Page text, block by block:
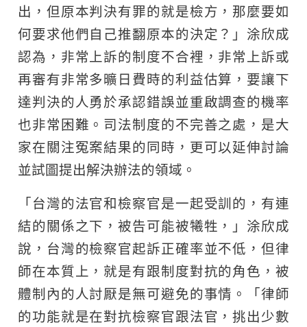
出，但原本判決有罪的就是檢方，那麼要如
何要求他們自己推翻原本的決定？」涂欣成
認為，非常上訴的制度不合裡，非常上訴或
再審有非常多曠日費時的利益估算，要讓下
達判決的人勇於承認錯誤並重啟調查的機率
也非常困難。司法制度的不完善之處，是大
家在關注冤案結果的同時，更可以延伸討論
並試圖提出解決辦法的領域。
「台灣的法官和檢察官是一起受訓的，有連
結的關係之下，被告可能被犧牲，」涂欣成
說，台灣的檢察官起訴正確率並不低，但律
師在本質上，就是有跟制度對抗的角色，被
體制內的人討厭是無可避免的事情。「律師
的功能就是在對抗檢察官跟法官，挑出少數